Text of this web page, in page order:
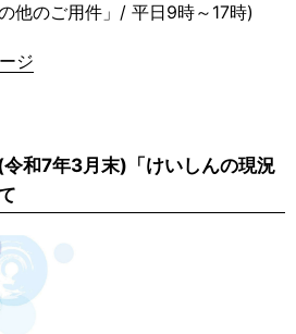
他のご用件」/ 平日9時～17時)
ジ
和7年3月末)「けいしんの現況